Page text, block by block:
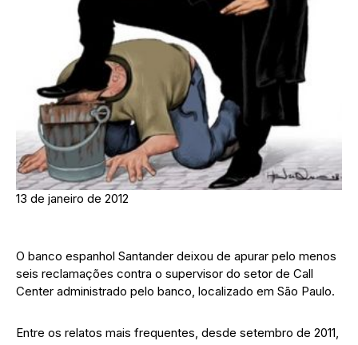
13 de janeiro de 2012
O banco espanhol Santander deixou de apurar pelo menos
seis reclamações contra o supervisor do setor de Call
Center administrado pelo banco, localizado em São Paulo.
Entre os relatos mais frequentes, desde setembro de 2011,